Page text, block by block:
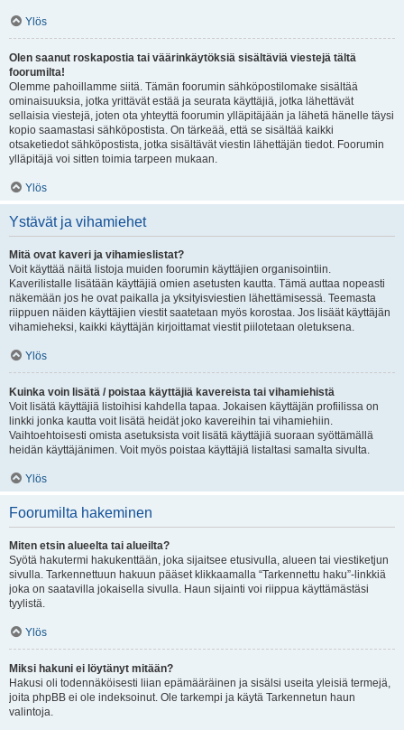
Ylös
Olen saanut roskapostia tai väärinkäytöksiä sisältäviä viestejä tältä
foorumilta!
Olemme pahoillamme siitä. Tämän foorumin sähköpostilomake sisältää
ominaisuuksia, jotka yrittävät estää ja seurata käyttäjiä, jotka lähettävät
sellaisia viestejä, joten ota yhteyttä foorumin ylläpitäjään ja lähetä hänelle täysi
kopio saamastasi sähköpostista. On tärkeää, että se sisältää kaikki
otsaketiedot sähköpostista, jotka sisältävät viestin lähettäjän tiedot. Foorumin
ylläpitäjä voi sitten toimia tarpeen mukaan.
Ylös
Ystävät ja vihamiehet
Mitä ovat kaveri ja vihamieslistat?
Voit käyttää näitä listoja muiden foorumin käyttäjien organisointiin.
Kaverilistalle lisätään käyttäjiä omien asetusten kautta. Tämä auttaa nopeasti
näkemään jos he ovat paikalla ja yksityisviestien lähettämisessä. Teemasta
riippuen näiden käyttäjien viestit saatetaan myös korostaa. Jos lisäät käyttäjän
vihamieheksi, kaikki käyttäjän kirjoittamat viestit piilotetaan oletuksena.
Ylös
Kuinka voin lisätä / poistaa käyttäjiä kavereista tai vihamiehistä
Voit lisätä käyttäjiä listoihisi kahdella tapaa. Jokaisen käyttäjän profiilissa on
linkki jonka kautta voit lisätä heidät joko kavereihin tai vihamiehiin.
Vaihtoehtoisesti omista asetuksista voit lisätä käyttäjiä suoraan syöttämällä
heidän käyttäjänimen. Voit myös poistaa käyttäjiä listaltasi samalta sivulta.
Ylös
Foorumilta hakeminen
Miten etsin alueelta tai alueilta?
Syötä hakutermi hakukenttään, joka sijaitsee etusivulla, alueen tai viestiketjun
sivulla. Tarkennettuun hakuun pääset klikkaamalla “Tarkennettu haku”-linkkiä
joka on saatavilla jokaisella sivulla. Haun sijainti voi riippua käyttämästäsi
tyylistä.
Ylös
Miksi hakuni ei löytänyt mitään?
Hakusi oli todennäköisesti liian epämääräinen ja sisälsi useita yleisiä termejä,
joita phpBB ei ole indeksoinut. Ole tarkempi ja käytä Tarkennetun haun
valintoja.